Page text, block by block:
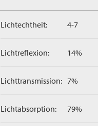
Lichtechtheit: 4-7
Lichtreflexion: 14%
Lichttransmission: 7%
Lichtabsorption: 79%